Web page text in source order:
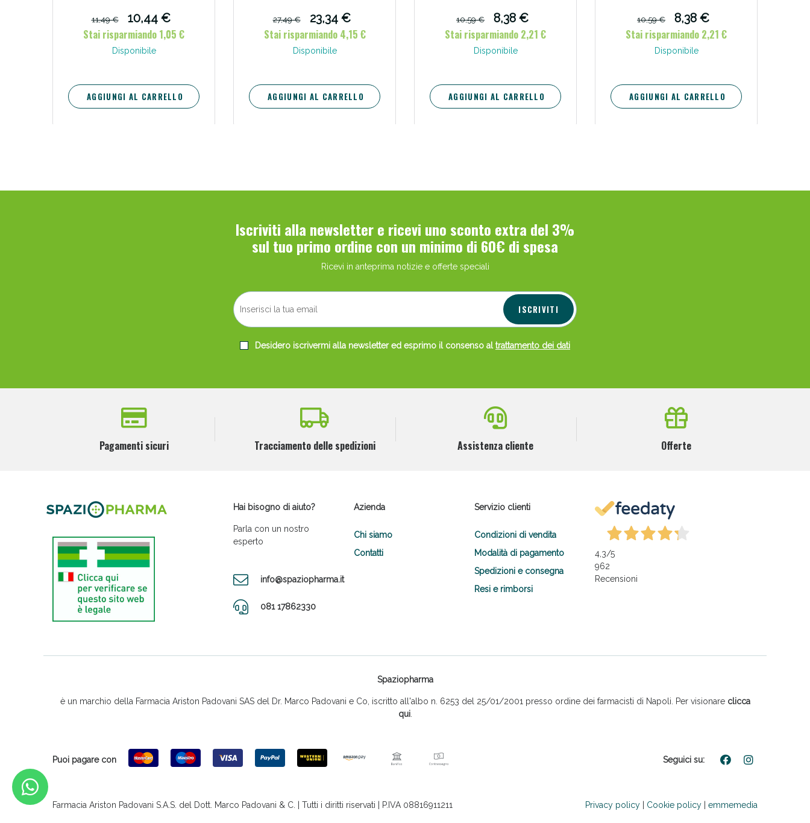
11,49 €
10,44 €
Stai risparmiando 1,05 €
Disponibile
AGGIUNGI AL CARRELLO
27,49 €
23,34 €
Stai risparmiando 4,15 €
Disponibile
AGGIUNGI AL CARRELLO
10,59 €
8,38 €
Stai risparmiando 2,21 €
Disponibile
AGGIUNGI AL CARRELLO
10,59 €
8,38 €
Stai risparmiando 2,21 €
Disponibile
AGGIUNGI AL CARRELLO
Iscriviti alla newsletter e ricevi uno sconto extra del 3%
sul tuo primo ordine con un minimo di 60€ di spesa
Ricevi in anteprima notizie e offerte speciali
ISCRIVITI
Desidero iscrivermi alla newsletter ed esprimo il consenso al trattamento dei dati
Pagamenti sicuri Tracciamento delle spedizioni Assistenza cliente Offerte
Hai bisogno di aiuto?
Parla con un nostro
esperto
info@spaziopharma.it
081 17862330
Azienda
Chi siamo
Contatti
Servizio clienti
Condizioni di vendita
Modalità di pagamento
Spedizioni e consegna
Resi e rimborsi
4,3/5
962
Recensioni
Spaziopharma
è un marchio della Farmacia Ariston Padovani SAS del Dr. Marco Padovani e Co, iscritto all'albo n. 6253 del 25/01/2001 presso ordine dei farmacisti di Napoli. Per visionare clicca
qui.
Puoi pagare con Seguici su:
Farmacia Ariston Padovani S.A.S. del Dott. Marco Padovani & C. | Tutti i diritti riservati | P.IVA 08816911211 Privacy policy Cookie policy emmemedia
Scopri le offerte di Oggi